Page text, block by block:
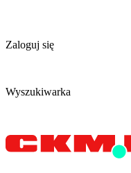
Zaloguj się
Wyszukiwarka